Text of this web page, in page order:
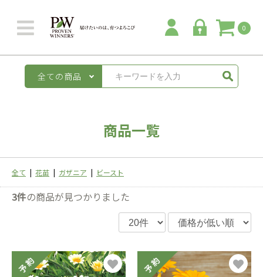
0
全ての商品
商品一覧
全て | 花苗 | ガザニア | ビースト
3件の商品が見つかりました